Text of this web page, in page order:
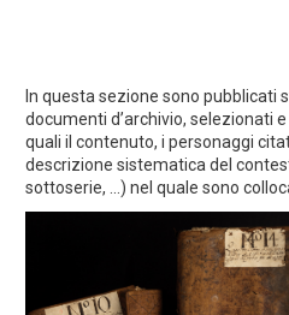
In questa sezione sono pubblicati
documenti d’archivio, selezionati
quali il contenuto, i personaggi
descrizione sistematica del
sottoserie, ...) nel quale sono